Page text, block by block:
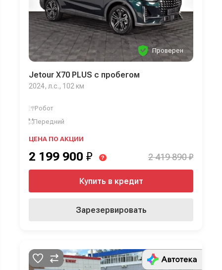
Проверен
Jetour X70 PLUS с пробегом
2024, л.с., 102 км
Робот
Передний
ЦЕНА ПО АКЦИИ
2 199 900 ₽ ? 2 419 890 ₽
Купить в кредит
Зарезервировать